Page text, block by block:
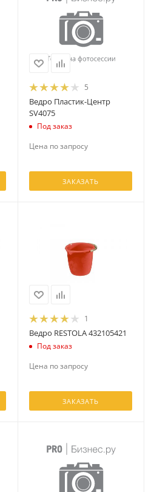
5
Ведро Пластик-Центр
SV4075
Под заказ
Цена по запросу
ЗАКАЗАТЬ
1
Ведро RESTOLA 432105421
Под заказ
Цена по запросу
ЗАКАЗАТЬ